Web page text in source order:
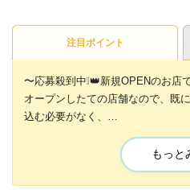
注目ポイント
〜応募殺到中❕️👑新規OPENのお店
オープンしたての店舗なので、既
込む必要がなく、
さらに❕️入店を決めてくれた方に
もっと